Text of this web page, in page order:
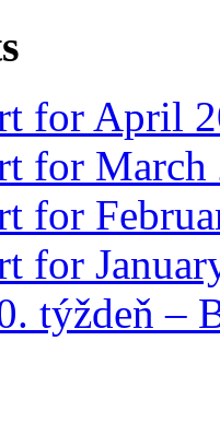
for April
for March
for
for
týždeň –